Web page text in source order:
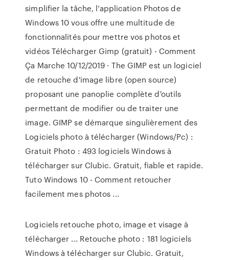
simplifier la tâche, l’application Photos de
Windows 10 vous offre une multitude de
fonctionnalités pour mettre vos photos et
vidéos Télécharger Gimp (gratuit) - Comment
Ça Marche 10/12/2019 · The GIMP est un logiciel
de retouche d'image libre (open source)
proposant une panoplie complète d'outils
permettant de modifier ou de traiter une
image. GIMP se démarque singulièrement des
Logiciels photo à télécharger (Windows/Pc) :
Gratuit Photo : 493 logiciels Windows à
télécharger sur Clubic. Gratuit, fiable et rapide.
Tuto Windows 10 - Comment retoucher
facilement mes photos ...
Logiciels retouche photo, image et visage à
télécharger ... Retouche photo : 181 logiciels
Windows à télécharger sur Clubic. Gratuit,